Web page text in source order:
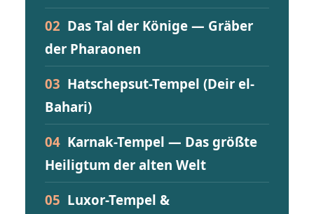
02 Das Tal der Könige — Gräber
der Pharaonen
03 Hatschepsut-Tempel (Deir el-
Bahari)
04 Karnak-Tempel — Das größte
Heiligtum der alten Welt
05 Luxor-Tempel &